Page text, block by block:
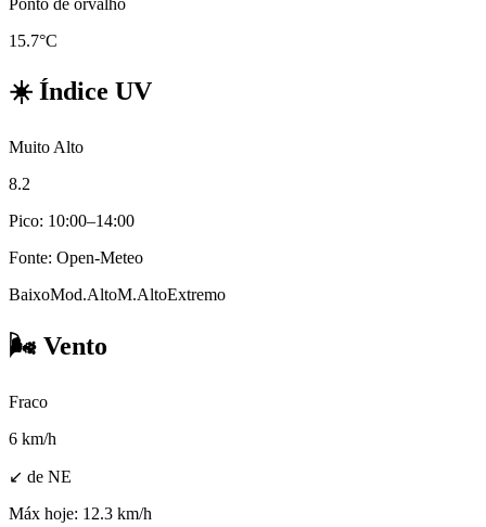
15.7°C
☀️ Índice UV
Muito Alto
8.2
Pico: 10:00–14:00
Fonte: Open-Meteo
BaixoMod.AltoM.AltoExtremo
🌬️ Vento
Fraco
6 km/h
↙ de NE
Máx hoje: 12.3 km/h